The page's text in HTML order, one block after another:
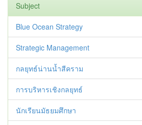
Subject
Blue Ocean Strategy
Strategic Management
กลยุทธ์น่านน้ำสีคราม
การบริหารเชิงกลยุทธ์
นักเรียนมัธยมศึกษา